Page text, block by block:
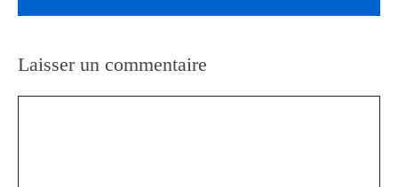
Laisser un commentaire